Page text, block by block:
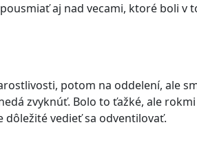
aj nad vecami, ktoré boli v
potom na oddelení, ale
zvyknúť. Bolo to ťažké, ale
dôležité vedieť sa odventilovať.